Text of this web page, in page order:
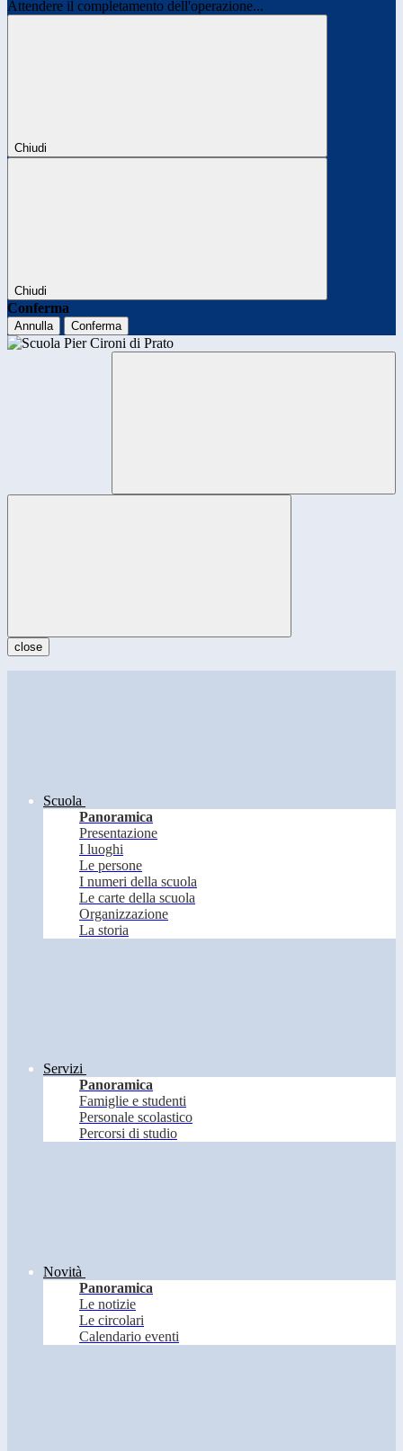
Attendere il completamento dell'operazione...
Chiudi
Chiudi
Conferma
Annulla Conferma
close
Scuola
Panoramica
Presentazione
I luoghi
Le persone
I numeri della scuola
Le carte della scuola
Organizzazione
La storia
Servizi
Panoramica
Famiglie e studenti
Personale scolastico
Percorsi di studio
Novità
Panoramica
Le notizie
Le circolari
Calendario eventi